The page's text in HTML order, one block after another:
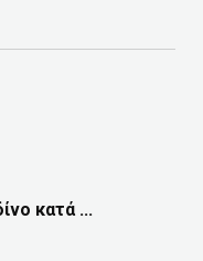
κατά ...